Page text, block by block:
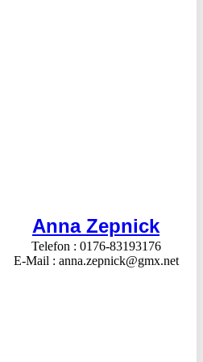
Anna Zepnick
Telefon
0176-83193176
E-Mail
anna.zepnick@gmx.net